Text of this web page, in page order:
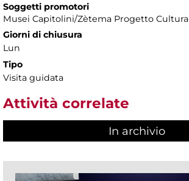
Soggetti promotori
Musei Capitolini/Zètema Progetto Cultura
Giorni di chiusura
Lun
Tipo
Visita guidata
Attività correlate
In archivio